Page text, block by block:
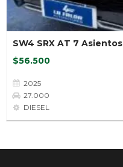
SW4 SRX AT 7 Asientos
$56.500
2025
27.000
DIESEL